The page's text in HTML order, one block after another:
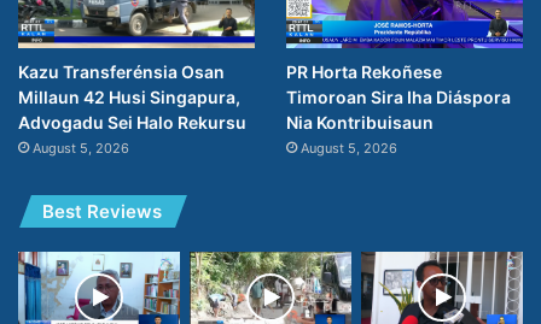
Kazu Transferénsia Osan
Millaun 42 Husi Singapura,
Advogadu Sei Halo Rekursu
August 5, 2026
PR Horta Rekoñese
Timoroan Sira Iha Diáspora
Nia Kontribuisaun
August 5, 2026
Best Reviews